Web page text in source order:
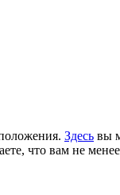
Здесь вы
что вам не